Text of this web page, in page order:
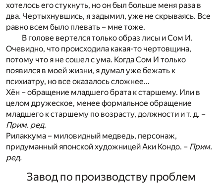
хотелось его стукнуть, но он был больше меня раза в
два. Чертыхнувшись, я задымил, уже не скрываясь. Все
равно всем было плевать – мне тоже.
В голове вертелся только образ лисы и Сом И.
Очевидно, что происходила какая-то чертовщина,
потому что я не сошел с ума. Когда Сом И только
появился в моей жизни, я думал уже бежать к
психиатру, но все оказалось сложнее…
Хён – обращение младшего брата к старшему. Или в
целом дружеское, менее формальное обращение
младшего к старшему по возрасту, должности и т. д. –
Прим. ред.
Рилаккума – миловидный медведь, персонаж,
придуманный японской художницей Аки Кондо. – Прим.
ред.
Завод по производству проблем